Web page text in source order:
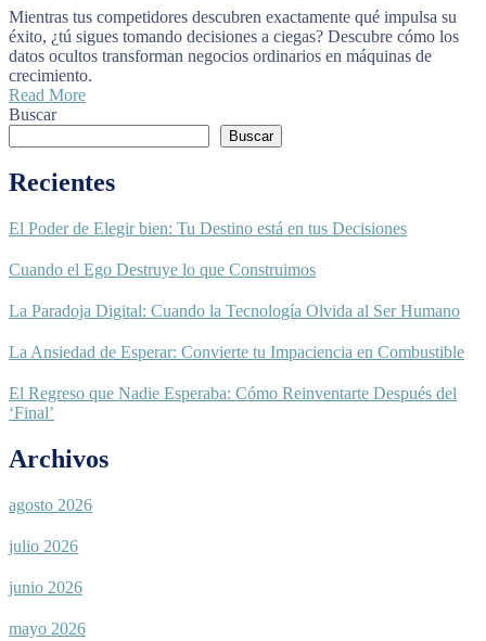
Mientras tus competidores descubren exactamente qué impulsa su
éxito, ¿tú sigues tomando decisiones a ciegas? Descubre cómo los
datos ocultos transforman negocios ordinarios en máquinas de
crecimiento.
Read More
Buscar
Buscar
Recientes
El Poder de Elegir bien: Tu Destino está en tus Decisiones
Cuando el Ego Destruye lo que Construimos
La Paradoja Digital: Cuando la Tecnología Olvida al Ser Humano
La Ansiedad de Esperar: Convierte tu Impaciencia en Combustible
El Regreso que Nadie Esperaba: Cómo Reinventarte Después del
‘Final’
Archivos
agosto 2026
julio 2026
junio 2026
mayo 2026